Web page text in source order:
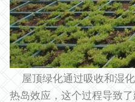
屋顶绿化通过吸收和湿
热岛效应，这个过程导致